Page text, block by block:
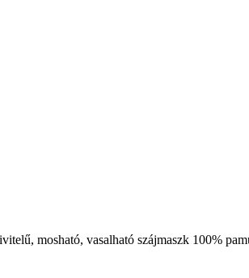
mosható, vasalható szájmaszk 100%